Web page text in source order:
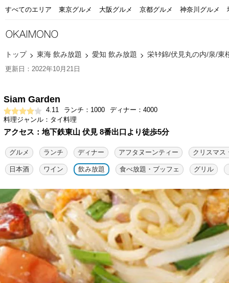
すべてのエリア 東京グルメ 大阪グルメ 京都グルメ 神奈川グルメ
トップ 東海 飲み放題 愛知 飲み放題 栄ｷﾀ錦/伏見丸の内/泉/東
更新日：2022年10月21日
Siam Garden
4.11 ランチ：1000
ディナー：4000
料理ジャンル：タイ料理
アクセス：地下鉄東山 伏見 8番出口より徒歩5分
グルメ ランチ ディナー アフタヌーンティー クリスマス
日本酒 ワイン 飲み放題 食べ放題・ブッフェ グリル